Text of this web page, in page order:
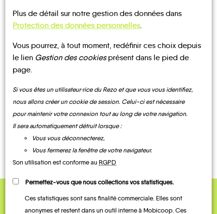
Les infosMOBILITE
BUS
Plus de détail sur notre gestion des données dans
Protection des données personnelles.
Vous pourrez, à tout moment, redéfinir ces choix depuis
le lien Gestion des cookiesprésent dans le pied de
page.
Si vous êtes un utilisateur·rice du Rezo et que vous vous identifiez,
nous allons créer un cookie de session. Celui-ci est nécessaire
pour maintenir votre connexion tout au long de votre navigation.
Il sera automatiquement détruit lorsque :
Vous vous déconnecterez,
Vous fermerez la fenêtre de votre navigateur.
Son utilisation est conforme au RGPD
Permettez-vous que nous collections vos statistiques.
Ces statistiques sont sans finalité commerciale. Elles sont
anonymes et restent dans un outil interne à Mobicoop. Ces